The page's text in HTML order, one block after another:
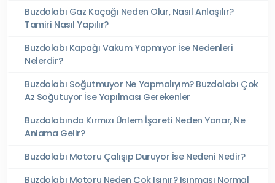
Buzdolabı Gaz Kaçağı Neden Olur, Nasıl Anlaşılır?
Tamiri Nasıl Yapılır?
Buzdolabı Kapağı Vakum Yapmıyor İse Nedenleri
Nelerdir?
Buzdolabı Soğutmuyor Ne Yapmalıyım? Buzdolabı Çok
Az Soğutuyor İse Yapılması Gerekenler
Buzdolabında Kırmızı Ünlem İşareti Neden Yanar, Ne
Anlama Gelir?
Buzdolabı Motoru Çalışıp Duruyor İse Nedeni Nedir?
Buzdolabı Motoru Neden Çok Isınır? Isınması Normal